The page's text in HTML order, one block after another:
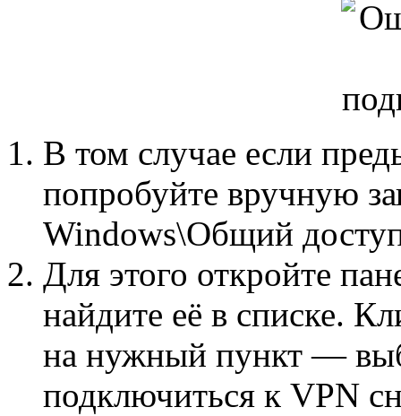
В том случае если
попробуйте вручную
Windows\Общий
Для этого откройте
найдите её в списке.
на нужный пункт —
подключиться к VPN